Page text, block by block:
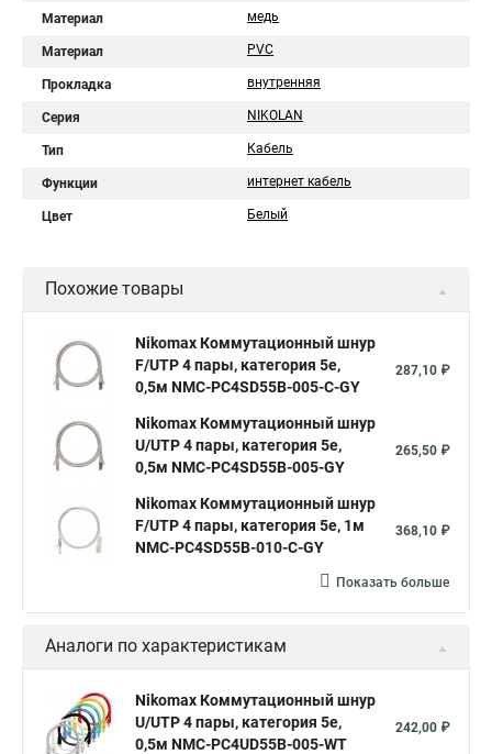
Материал медь
Материал PVC
Прокладка внутренняя
Серия NIKOLAN
Тип Кабель
Функции интернет кабель
Цвет Белый
Похожие товары
Nikomax Коммутационный шнур
F/UTP 4 пары, категория 5е,
0,5м NMC-PC4SD55B-005-C-GY
287,10 ₽
Nikomax Коммутационный шнур
U/UTP 4 пары, категория 5е,
0,5м NMC-PC4SD55B-005-GY
265,50 ₽
Nikomax Коммутационный шнур
F/UTP 4 пары, категория 5е, 1м
NMC-PC4SD55B-010-C-GY
368,10 ₽
Показать больше
Аналоги по характеристикам
Nikomax Коммутационный шнур
U/UTP 4 пары, категория 5е,
0,5м NMC-PC4UD55B-005-WT
242,00 ₽